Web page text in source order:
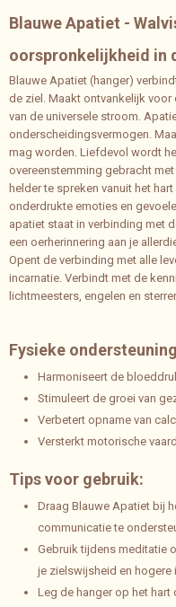
Blauwe Apatiet -
oorspronkelijkheid in
Blauwe Apatiet (hanger)
de ziel. Maakt ontvankelijk
van de universele stroom.
onderscheidingsvermogen.
mag worden. Liefdevol wordt
overeenstemming gebracht
helder te spreken vanuit het
onderdrukte emoties en
apatiet staat in verbinding met
een oerherinnering aan je
Opent de verbinding met alle
incarnatie. Verbindt met de
lichtmeesters, engelen en
Fysieke
Harmoniseert de
Stimuleert de groei van
Verbetert opname van
Versterkt motorische
Tips voor gebruik:
Draag Blauwe Apatiet bij
communicatie te
Gebruik tijdens meditatie
je zielswijsheid en hogere
Leg de hanger op het hart